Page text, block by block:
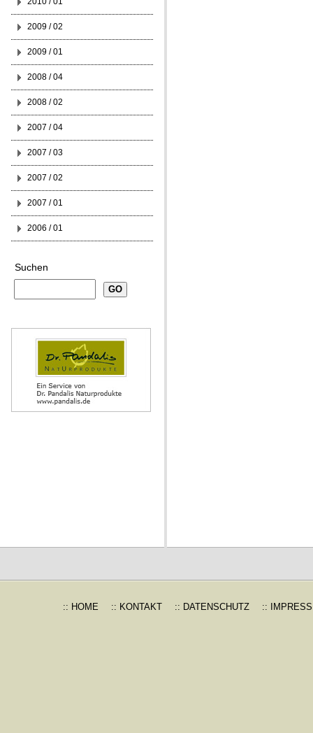
2009 / 02
2009 / 01
2008 / 04
2008 / 02
2007 / 04
2007 / 03
2007 / 02
2007 / 01
2006 / 01
Suchen
:: HOME :: KONTAKT :: DATENSCHUTZ ::